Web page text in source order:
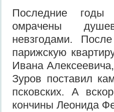
Последние
омрачены
невзгодами.
парижскую
Ивана
Зуров по­ставил
псковских. А
кончины Леонида